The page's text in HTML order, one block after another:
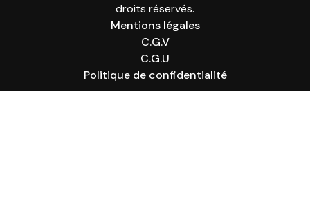
droits réservés.
Mentions légales
C.G.V
C.G.U
Politique de confidentialité